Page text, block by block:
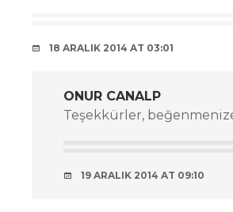
18 ARALIK 2014 AT 03:01
ONUR CANALP
Teşekkürler,
19 ARALIK 2014 AT 09:10